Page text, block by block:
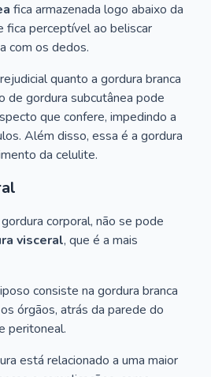
fica armazenada logo abaixo da
fica perceptível ao beliscar
com os dedos.
quanto a gordura branca
de gordura subcutânea pode
que confere, impedindo a
Além disso, essa é a gordura
da celulite.
corporal, não se pode
visceral, que é a mais
consiste na gordura branca
órgãos, atrás da parede do
peritoneal.
está relacionado a uma maior